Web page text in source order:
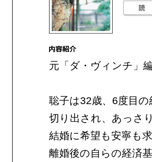
元「ダ・ヴィンチ」
聡子は32歳、6度目
切り出され、あっさ
結婚に希望も安寧も
離婚後の自らの経済